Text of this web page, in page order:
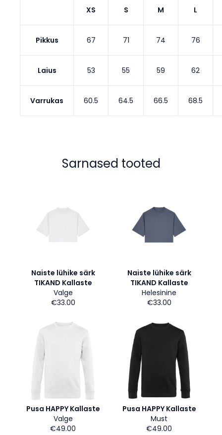
XS S M L
Pikkus 67 71 74 76
Laius 53 55 59 62
Varrukas 60.5 64.5 66.5 68.5
Sarnased tooted
Naiste lühike särk
TIKAND Kallaste
Valge
€33.00
Naiste lühike särk
TIKAND Kallaste
Helesinine
€33.00
Pusa HAPPY Kallaste
Valge
€49.00
Pusa HAPPY Kallaste
Must
€49.00